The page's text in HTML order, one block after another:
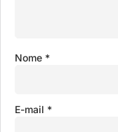
Nome *
E-mail *